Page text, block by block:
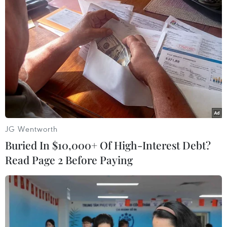
Theo dõi VietnamPlus
TIN LIÊN QUAN
JG Wentworth
Buried In $10,000+ Of High-Interest Debt?
Read Page 2 Before Paying